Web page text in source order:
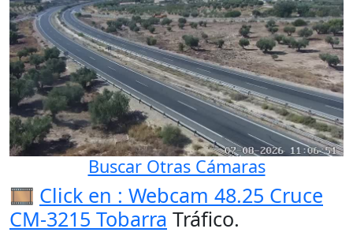
Buscar Otras Cámaras
🎞️ Click en : Webcam 48.25 Cruce
CM-3215 Tobarra Tráfico.